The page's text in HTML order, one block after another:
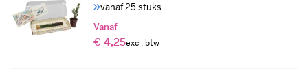
vanaf 25 stuks
Vanaf
€ 4,25